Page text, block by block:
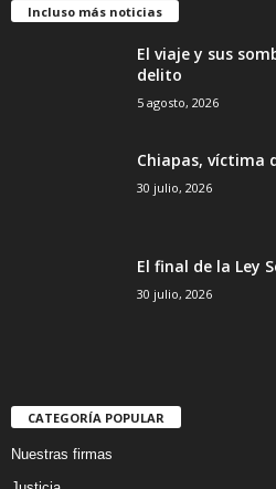
Incluso más noticias
El viaje y sus
delito
5 agosto, 2026
Chiapas, víctima
30 julio, 2026
El final de la Ley
30 julio, 2026
CATEGORÍA POPULAR
Nuestras firmas